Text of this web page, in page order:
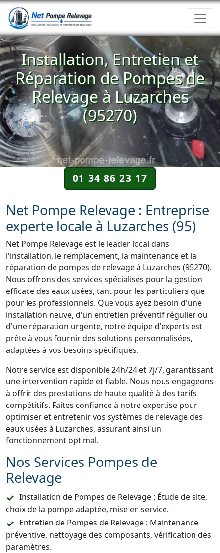
Installation, Entretien et
Réparation de Pompes de
Relevage à Luzarches
(95270)
01 34 86 23 17
Net Pompe Relevage : Entreprise
experte locale à Luzarches (95)
Net Pompe Relevage est le leader local dans
l'installation, le remplacement, la maintenance et la
réparation de pompes de relevage à Luzarches (95270).
Nous offrons des services spécialisés pour la gestion
efficace des eaux usées, tant pour les particuliers que
pour les professionnels. Que vous ayez besoin d'une
installation neuve, d'un entretien préventif régulier ou
d'une réparation urgente, notre équipe d'experts est
prête à vous fournir des solutions personnalisées,
adaptées à vos besoins spécifiques.
Notre service est disponible 24h/24 et 7j/7, garantissant
une intervention rapide et fiable. Nous nous engageons
à offrir des prestations de haute qualité à des tarifs
compétitifs. Faites confiance à notre expertise pour
optimiser et entretenir vos systèmes de relevage des
eaux usées à Luzarches, assurant ainsi un
fonctionnement optimal.
Nos Services Pompes de
Relevage
Installation de Pompes de Relevage : Étude de site,
choix de la pompe adaptée, mise en service.
Entretien de Pompes de Relevage : Maintenance
préventive, nettoyage des composants, vérification des
paramètres.